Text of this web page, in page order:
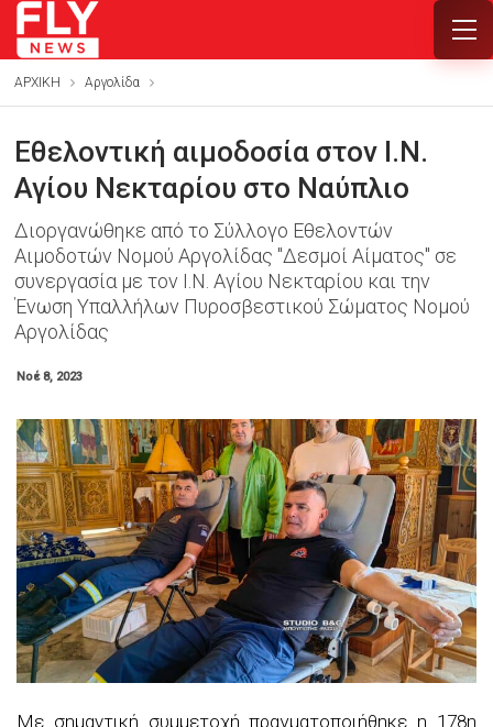
ΑΡΧΙΚΗ Αργολίδα
Εθελοντική αιμοδοσία στον Ι.Ν.
Αγίου Νεκταρίου στο Ναύπλιο
Διοργανώθηκε από το Σύλλογο Εθελοντών
Αιμοδοτών Νομού Αργολίδας "Δεσμοί Αίματος" σε
συνεργασία με τον Ι.Ν. Αγίου Νεκταρίου και την
Ένωση Υπαλλήλων Πυροσβεστικού Σώματος Νομού
Αργολίδας
Νοέ 8, 2023
Με σημαντική συμμετοχή πραγματοποιήθηκε η 178η